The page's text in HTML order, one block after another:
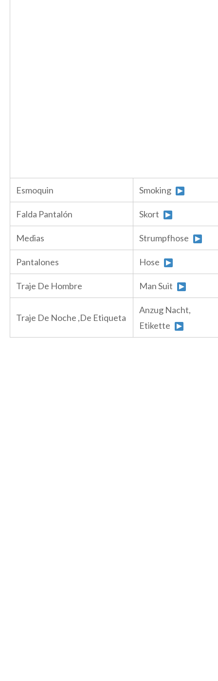
Esmoquin Smoking
Falda Pantalón Skort
Medias Strumpfhose
Pantalones Hose
Traje De Hombre Man Suit
Traje De Noche ,De Etiqueta
Anzug Nacht,
Etikette